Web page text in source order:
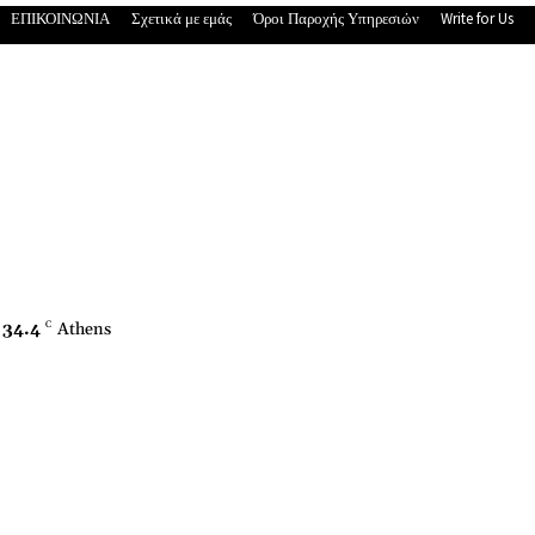
ΕΠΙΚΟΙΝΩΝΙΑ Σχετικά με εμάς Όροι Παροχής Υπηρεσιών Write for Us
34.4 C Athens